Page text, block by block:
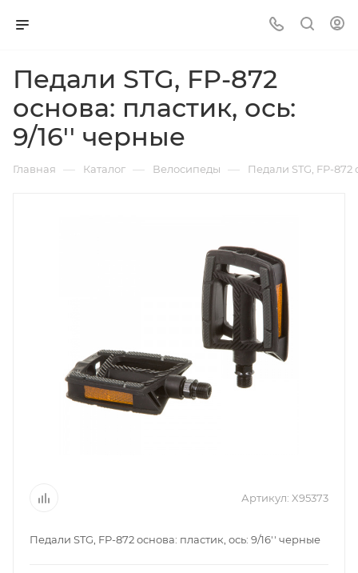
Педали STG, FP-872
основа: пластик, ось:
9/16'' черные
Главная — Каталог — Велосипеды — Педали STG, FP-872
Артикул: X95373
Педали STG, FP-872 основа: пластик, ось: 9/16'' черные